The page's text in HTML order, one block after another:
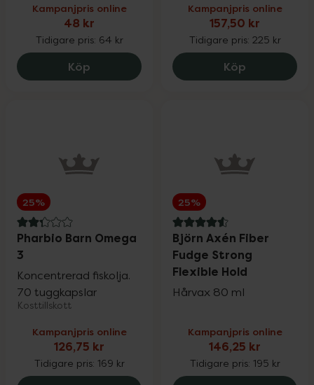
Kampanjpris online
48 kr
Tidigare pris: 64 kr
Köp Kronans Apotek Schampo Normalt, 48
Kampanjpris online
157,50 kr
Tidigare pris: 225 kr
Köp Eucerin
25%
2.3 av 5 i omdöme
Pharbio Barn Omega
3
Koncentrerad fiskolja.
70 tuggkapslar
Kosttillskott
Kampanjpris online
126,75 kr
Tidigare pris: 169 kr
25%
4.6 av 5 i omdöme
Björn Axén Fiber
Fudge Strong
Flexible Hold
Hårvax 80 ml
Kampanjpris online
146,25 kr
Tidigare pris: 195 kr